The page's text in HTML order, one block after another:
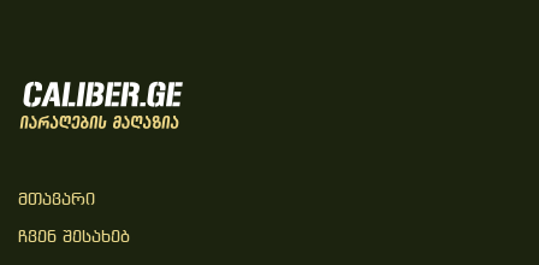
Მთავარი
Ჩვენ Შესახებ